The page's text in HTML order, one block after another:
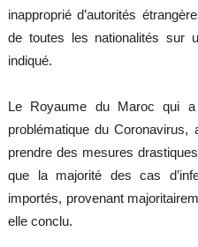
inapproprié d’autorités
de toutes les nationalités sur
indiqué.
Le Royaume du Maroc qui
problématique du
prendre des mesures
que la majorité des cas
importés, provenant
elle conclu.